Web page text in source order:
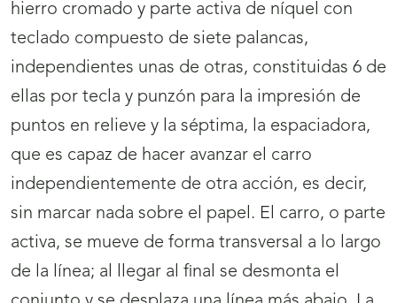
hierro cromado y parte activa de níquel con
teclado compuesto de siete palancas,
independientes unas de otras, constituidas 6 de
ellas por tecla y punzón para la impresión de
puntos en relieve y la séptima, la espaciadora,
que es capaz de hacer avanzar el carro
independientemente de otra acción, es decir,
sin marcar nada sobre el papel. El carro, o parte
activa, se mueve de forma transversal a lo largo
de la línea; al llegar al final se desmonta el